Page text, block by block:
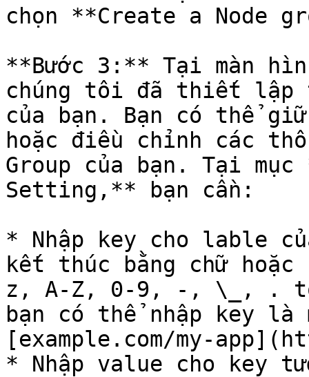
chọn **Create a Node
**Bước 3:** Tại màn
chúng tôi đã thiết lập
của bạn. Bạn có thể
hoặc điều chỉnh các
Group của bạn. Tại mục
Setting,** bạn cần:
* Nhập key cho lable
kết thúc bằng chữ
z, A-Z, 0-9, -, \_, .
bạn có thể nhập key là
[example.com/my-
* Nhập value cho key